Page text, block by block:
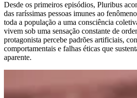
Desde os primeiros episódios, Pluribus
das raríssimas pessoas imunes ao
toda a população a uma consciência
vivem sob uma sensação constante de
protagonista percebe padrões artificiais,
comportamentais e falhas éticas que
aparente.